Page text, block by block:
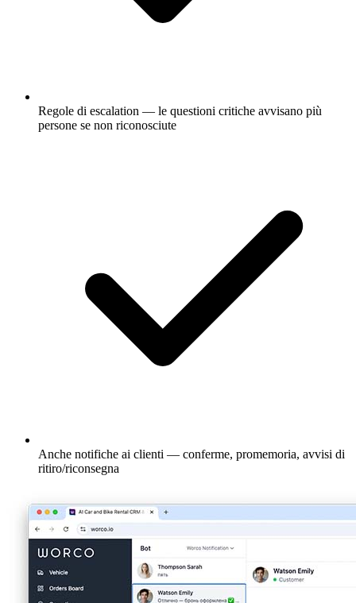
Regole di escalation — le questioni critiche avvisano più
persone se non riconosciute
Anche notifiche ai clienti — conferme, promemoria, avvisi di
ritiro/riconsegna